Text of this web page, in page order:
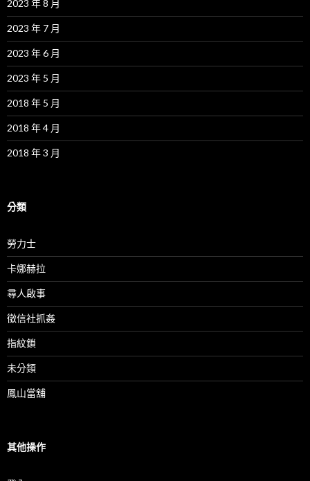
2023 年 8 月
2023 年 7 月
2023 年 6 月
2023 年 5 月
2018 年 5 月
2018 年 4 月
2018 年 3 月
分類
勞力士
卡娜赫拉
尋人啟事
徵信社抓姦
指紋鎖
未分類
鳳山當舖
其他操作